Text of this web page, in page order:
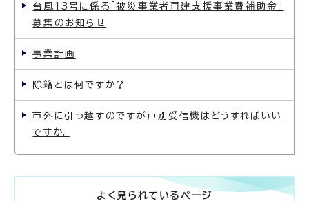
台風13号に係る「被災事業者再建支援事業費補助金」
募集のお知らせ
事業計画
除籍とは何ですか？
市外に引っ越すのですが戸別受信機はどうすればいい
ですか。
よく見られているページ